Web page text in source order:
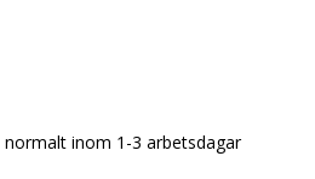
normalt inom 1-3 arbetsdagar